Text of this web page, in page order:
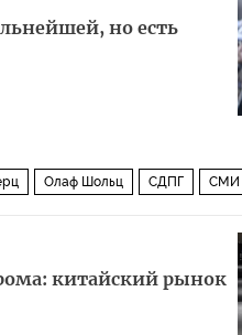
но есть
Олаф Шольц СДПГ СМИ
китайский рынок